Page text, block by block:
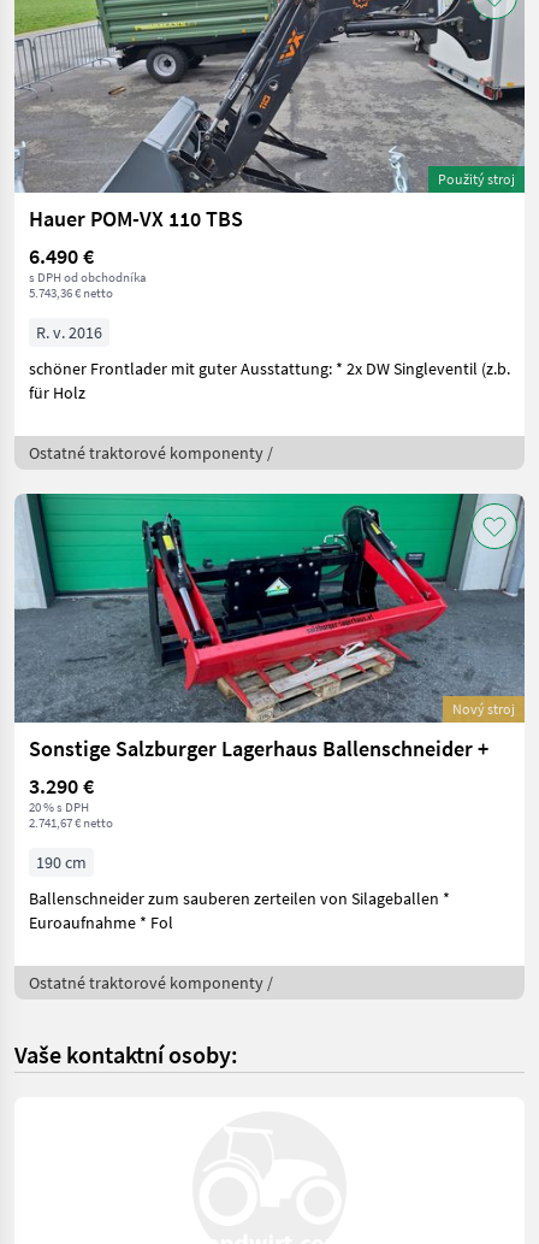
Použitý stroj
Hauer POM-VX 110 TBS
6.490 €
s DPH od obchodníka
5.743,36 € netto
R. v. 2016
schöner Frontlader mit guter Ausstattung: * 2x DW Singleventil (z.b.
für Holz
Ostatné traktorové komponenty /
Nový stroj
Sonstige Salzburger Lagerhaus Ballenschneider +
3.290 €
20 % s DPH
2.741,67 € netto
190 cm
Ballenschneider zum sauberen zerteilen von Silageballen *
Euroaufnahme * Fol
Ostatné traktorové komponenty /
Vaše kontaktní osoby: